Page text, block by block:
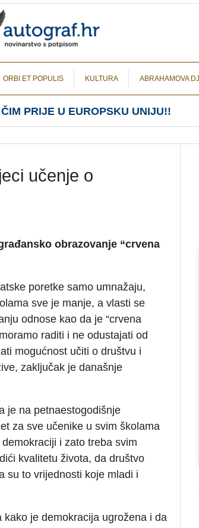
ORBI ET POPULIS KULTURA ABRAHAMOVA
PRIJE U EUROPSKU UNIJU!!
učenje o
obrazovanje “crvena
poretke samo umnažaju,
sve je manje, a vlasti se
odnose kao da je “crvena
raditi i ne odustajati od
mogućnost učiti o društvu i
zaključak je današnje
je na petnaestogodišnje
za sve učenike u svim školama
i zato treba svim
kvalitetu života, da društvo
su to vrijednosti koje mladi i
je demokracija ugrožena i da